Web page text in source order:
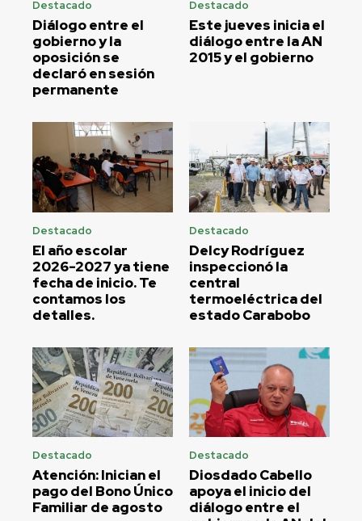
Destacado
Diálogo entre el
gobierno y la
oposición se
declaró en sesión
permanente
Destacado
Este jueves inicia el
diálogo entre la AN
2015 y el gobierno
Destacado
El año escolar
2026-2027 ya tiene
fecha de inicio. Te
contamos los
detalles.
Destacado
Delcy Rodríguez
inspeccionó la
central
termoeléctrica del
estado Carabobo
Destacado
Atención: Inician el
pago del Bono Único
Familiar de agosto
Destacado
Diosdado Cabello
apoya el inicio del
diálogo entre el